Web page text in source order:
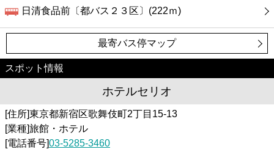
日清食品前〔都バス２３区〕(222ｍ)
最寄バス停マップ
スポット情報
ホテルセリオ
[住所]東京都新宿区歌舞伎町2丁目15-13
[業種]旅館・ホテル
[電話番号]03-5285-3460